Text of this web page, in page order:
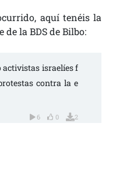
aquí tenéis la
la BDS de Bilbo:
activistas israelíes f
contra la e
6 0 2